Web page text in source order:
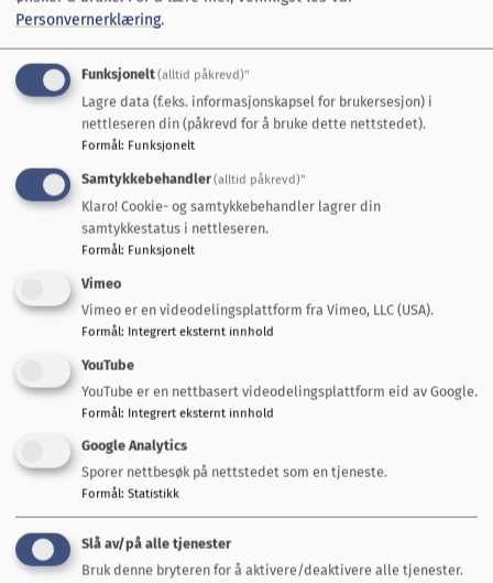
lære seg tidtakersystemet til skirennene. Dette er
arbeid som krever både tid, teknisk innsikt og stor
innsatsvilje, og som er helt avgjørende for
gjennomføringen av arrangementene. I tillegg
bidrar han med løypekjøring og legger ned mange
timer for å sikre gode forhold i skiløypene
gjennom vinteren.
Ved siden av det organisatoriske arbeidet er Bård
fortsatt en aktiv deltaker i turrenn om vinteren og
ulike løp om sommeren. Han bidrar også som
fotballtrener for et aldersbestemt lag, og er
dermed en viktig ressurs på tvers av flere idretter.
Bård Vinsnesbakk er en person som stiller opp, tar
ansvar og skaper aktivitet gjennom både praktisk
arbeid og personlig engasjement. Han er en ekte
ildsjel som betyr svært mye for idrettsmiljøet i
kommunen, og en meget verdig kandidat til
kommunens idrettspris.
Personvernerklæring.
Funksjonelt(alltid påkrevd)"
Lagre data (f.eks. informasjonskapsel for brukersesjon) i
nettleseren din (påkrevd for å bruke dette nettstedet).
Formål: Funksjonelt
Samtykkebehandler(alltid påkrevd)"
Klaro! Cookie- og samtykkebehandler lagrer din
samtykkestatus i nettleseren.
Formål: Funksjonelt
Vimeo
Vimeo er en videodelingsplattform fra Vimeo, LLC (USA).
Formål: Integrert eksternt innhold
YouTube
YouTube er en nettbasert videodelingsplattform eid av Google.
Formål: Integrert eksternt innhold
Google Analytics
Sporer nettbesøk på nettstedet som en tjeneste.
Formål: Statistikk
Slå av/på alle tjenester
Bruk denne bryteren for å aktivere/deaktivere alle tjenester.